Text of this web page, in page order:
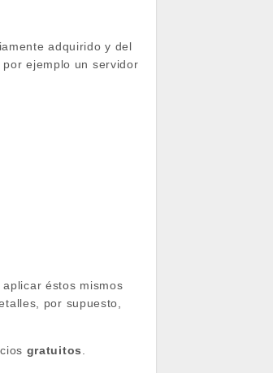
adquirido y del
por ejemplo un servidor
aplicar éstos mismos
por supuesto,
gratuitos